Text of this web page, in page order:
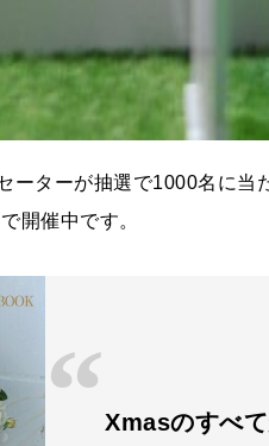
ーターが抽選で1000名に
開催中です。
Xmasのすべ